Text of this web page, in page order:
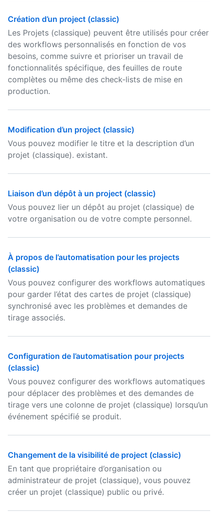
Création d’un project (classic)
Les Projets (classique) peuvent être utilisés pour créer
des workflows personnalisés en fonction de vos
besoins, comme suivre et prioriser un travail de
fonctionnalités spécifique, des feuilles de route
complètes ou même des check-lists de mise en
production.
Modification d’un project (classic)
Vous pouvez modifier le titre et la description d’un
projet (classique). existant.
Liaison d’un dépôt à un project (classic)
Vous pouvez lier un dépôt au projet (classique) de
votre organisation ou de votre compte personnel.
À propos de l’automatisation pour les projects
(classic)
Vous pouvez configurer des workflows automatiques
pour garder l’état des cartes de projet (classique)
synchronisé avec les problèmes et demandes de
tirage associés.
Configuration de l’automatisation pour projects
(classic)
Vous pouvez configurer des workflows automatiques
pour déplacer des problèmes et des demandes de
tirage vers une colonne de projet (classique) lorsqu’un
événement spécifié se produit.
Changement de la visibilité de project (classic)
En tant que propriétaire d’organisation ou
administrateur de projet (classique), vous pouvez
créer un projet (classique) public ou privé.